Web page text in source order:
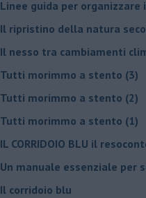
​Linee guida per
​Il ripristino della natura
Il nesso tra cambiamenti
Tutti morimmo a stento (3)
Tutti morimmo a stento (2)
​Tutti morimmo a stento (1)
IL CORRIDOIO BLU il
Un manuale essenziale per
Il corridoio blu